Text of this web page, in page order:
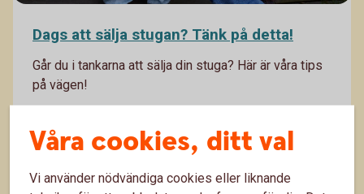
Dags att sälja stugan? Tänk på detta!
Går du i tankarna att sälja din stuga? Här är våra tips
på vägen!
Boende
Våra cookies, ditt val
Vi använder nödvändiga cookies eller liknande